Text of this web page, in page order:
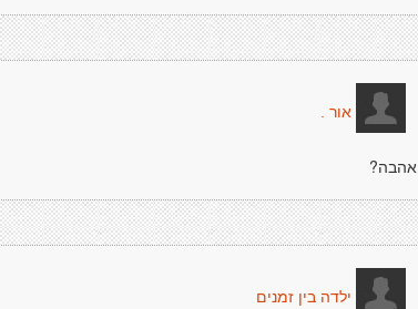
אור .
אהבה?
ילדה בין זמנים